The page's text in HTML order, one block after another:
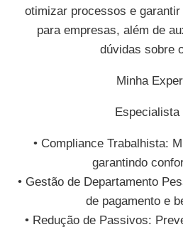
otimizar processos e garantir
para empresas, além de
dúvidas sobre
Minha
Especialista
• Compliance Trabalhista:
garantindo
• Gestão de Departamento
de pagamento e
• Redução de Passivos: